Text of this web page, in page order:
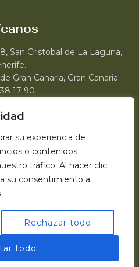
su experiencia de
o contenidos
tráfico. Al hacer clic
su consentimiento a
Rechazar todo
todo
San Cristobal de La Laguna,
Gran Canaria, Gran Canaria
17 90